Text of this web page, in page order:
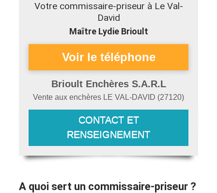
Votre commissaire-priseur à Le Val-
David
Maître Lydie Brioult
Brioult Enchères S.A.R.L
Vente aux enchères LE VAL-DAVID (27120)
CONTACT ET
RENSEIGNEMENT
A quoi sert un commissaire-priseur ?